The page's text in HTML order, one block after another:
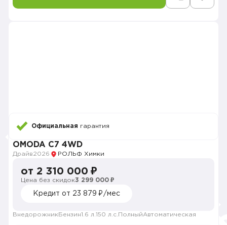
Официальная гарантия
OMODA C7 4WD
Драйв2026 РОЛЬФ Химки
от 2 310 000 ₽
Цена без скидок3 299 000 ₽
Кредит от 23 879 ₽/мес
Внедорожник Бензин1.6 л. 150 л.с. ПолныйАвтоматическая